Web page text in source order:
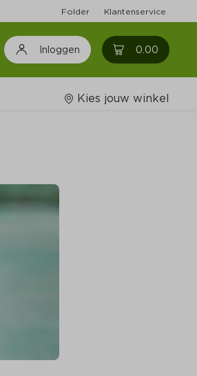
Folder Klantenservice
Inloggen 0.00 0
Kies jouw winkel